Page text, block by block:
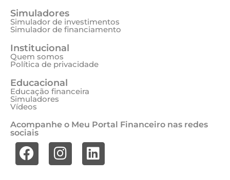
Simuladores
Simulador de investimentos
Simulador de financiamento
Institucional
Quem somos
Política de privacidade
Educacional
Educação financeira
Simuladores
Vídeos
Acompanhe o Meu Portal Financeiro nas redes
sociais